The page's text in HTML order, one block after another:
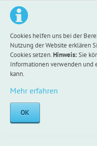
Cookies helfen uns bei der
Nutzung der Website erklären
Cookies setzen.Hinweis:Sie
Informationen verwenden
kann.
Mehr erfahren
OK